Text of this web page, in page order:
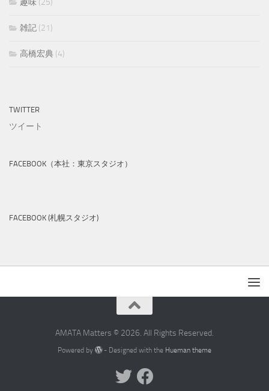
趣味 (25)
雑記 (21)
高橋宏典 (4)
TWITTER
ツイート
FACEBOOK（本社：東京スタジオ）
FACEBOOK (札幌スタジオ)
AMATA Matters © 2026. All Rights Reserved.
Powered by - Designed with the Hueman theme